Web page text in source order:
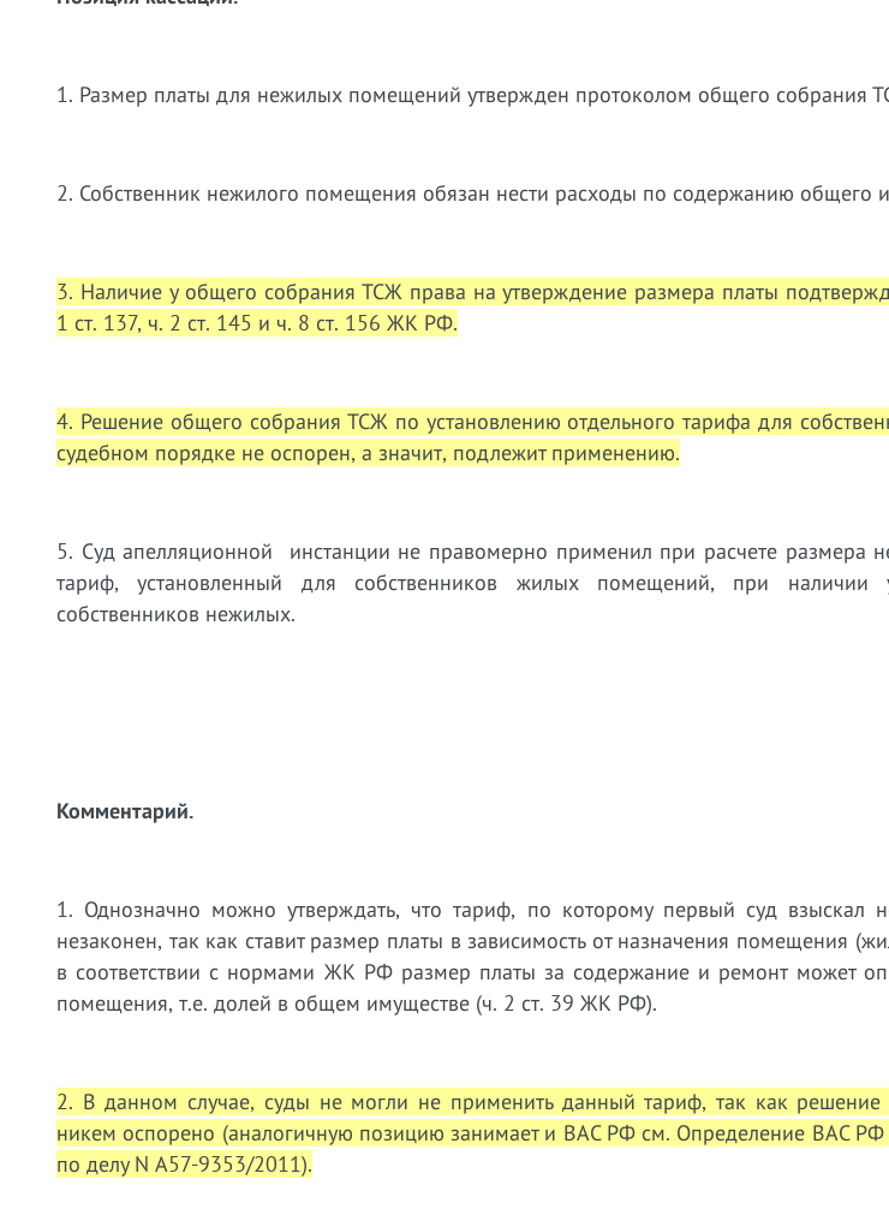
1. Размер платы для нежилых помещений утвержден протоколом общего собрания
2. Собственник нежилого помещения обязан нести расходы по содержанию общего
3. Наличие у общего собрания ТСЖ права на утверждение размера платы
1 ст. 137, ч. 2 ст. 145 и ч. 8 ст. 156 ЖК РФ.
4. Решение общего собрания ТСЖ по установлению отдельного тарифа для
судебном порядке не оспорен, а значит, подлежит применению.
5. Суд апелляционной инстанции не правомерно применил при расчете размера
тариф, установленный для собственников жилых помещений, при наличии
собственников нежилых.
Комментарий.
1. Однозначно можно утверждать, что тариф, по которому первый суд взыскал
незаконен, так как ставит размер платы в зависимость от назначения помещения
в соответствии с нормами ЖК РФ размер платы за содержание и ремонт может
помещения, т.е. долей в общем имуществе (ч. 2 ст. 39 ЖК РФ).
2. В данном случае, суды не могли не применить данный тариф, так как решение
никем оспорено (аналогичную позицию занимает и ВАС РФ см. Определение ВАС
по делу N А57-9353/2011).